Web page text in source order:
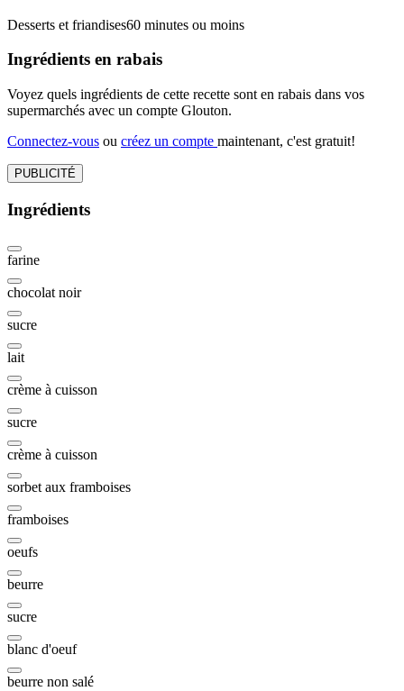
Desserts et friandises60 minutes ou moins
Ingrédients en rabais
Voyez quels ingrédients de cette recette sont en rabais dans vos
supermarchés avec un compte Glouton.
Connectez-vous ou créez un compte maintenant, c'est gratuit!
PUBLICITÉ
Ingrédients
farine
chocolat noir
sucre
lait
crème à cuisson
sucre
crème à cuisson
sorbet aux framboises
framboises
oeufs
beurre
sucre
blanc d'oeuf
beurre non salé